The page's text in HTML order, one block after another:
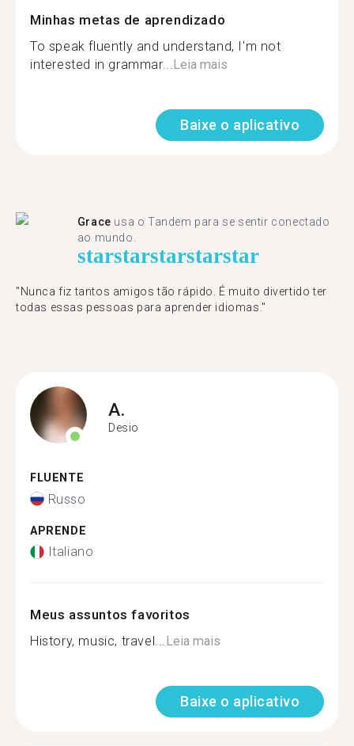
Minhas metas de aprendizado
To speak fluently and understand, I'm not
interested in grammar...Leia mais
Baixe o aplicativo
Grace usa o Tandem para se sentir conectado
ao mundo.
starstarstarstarstar
"Nunca fiz tantos amigos tão rápido. É muito divertido ter
todas essas pessoas para aprender idiomas."
A.
Desio
FLUENTE
Russo
APRENDE
Italiano
Meus assuntos favoritos
History, music, travel...Leia mais
Baixe o aplicativo